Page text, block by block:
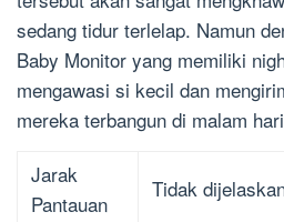
sedang tidur terlelap. Namun
Baby Monitor yang memiliki
mengawasi si kecil dan
mereka terbangun di malam
Jarak
Pantauan
Tidak